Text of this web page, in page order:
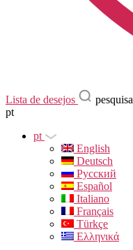
Lista de desejos
pesquisa
pt
pt
English
Deutsch
Русский
Español
Italiano
Français
Türkçe
Ελληνικά